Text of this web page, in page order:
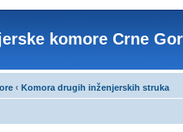
komore Crne
‹ Komora drugih inženjerskih struka